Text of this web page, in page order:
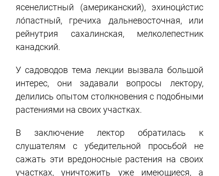
ясенелистный (американский), эхиноци́стис
ло́пастный, гречиха дальневосточная, или
рейнутрия сахалинская, мелколепестник
канадский.
У садоводов тема лекции вызвала большой
интерес, они задавали вопросы лектору,
делились опытом столкновения с подобными
растениями на своих участках.
В заключение лектор обратилась к
слушателям с убедительной просьбой не
сажать эти вредоносные растения на своих
участках, уничтожить уже имеющиеся, а